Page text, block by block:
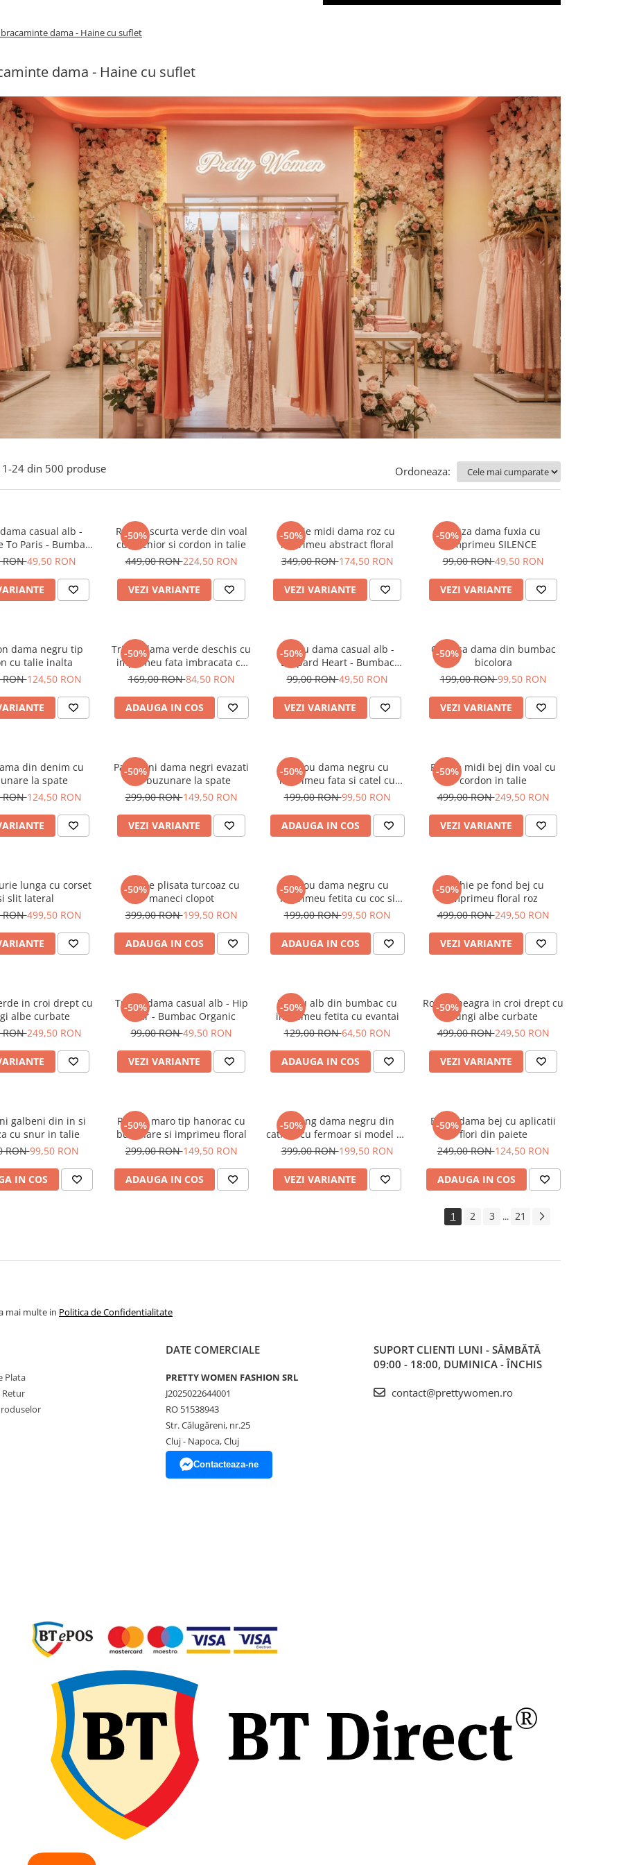
dama - Haine cu suflet
dama - Haine cu suflet
1-24 din 500 produse Ordoneaza:
casual alb -
To Paris - Bumbac
Organic
RON49,50 RON
-50%
Rochie scurta verde din voal
cu anchior si cordon in talie
449,00 RON224,50 RON
VEZI VARIANTE
-50%
Rochie midi dama roz cu
imprimeu abstract floral
349,00 RON174,50 RON
VEZI VARIANTE
-50%Bluza dama fuxia cu
imprimeu SILENCE
99,00 RON49,50 RON
VEZI VARIANTE
dama negru tip
cu talie inalta
RON124,50 RON
-50%
Tricou dama verde deschis cu
imprimeu fata imbracata cu
alb si inghetata in mana
169,00 RON84,50 RON
ADAUGA IN COS
-50%
Tricou dama casual alb -
Leopard Heart - Bumbac
Organic
99,00 RON49,50 RON
VEZI VARIANTE
-50%
Camasa dama din bumbac
bicolora
199,00 RON99,50 RON
VEZI VARIANTE
din denim cu
la spate
RON124,50 RON
-50%
Pantaloni dama negri evazati
cu buzunare la spate
299,00 RON149,50 RON
VEZI VARIANTE
-50%
Tricou dama negru cu
imprimeu fata si catel cu
ochelari
199,00 RON99,50 RON
ADAUGA IN COS
-50%
Rochie midi bej din voal cu
cordon in talie
499,00 RON249,50 RON
VEZI VARIANTE
lunga cu corset
slit lateral
RON499,50 RON
-50%
Rochie plisata turcoaz cu
maneci clopot
399,00 RON199,50 RON
ADAUGA IN COS
-50%
Tricou dama negru cu
imprimeu fetita cu coc si
ochelari albastrii
199,00 RON99,50 RON
ADAUGA IN COS
-50%
Rochie pe fond bej cu
imprimeu floral roz
499,00 RON249,50 RON
VEZI VARIANTE
in croi drept cu
albe curbate
RON249,50 RON
-50%
Tricou dama casual alb - Hip
Bear - Bumbac Organic
99,00 RON49,50 RON
VEZI VARIANTE
-50%
Tricou alb din bumbac cu
imprimeu fetita cu evantai
129,00 RON64,50 RON
ADAUGA IN COS
-50%
Rochie neagra in croi drept cu
dungi albe curbate
499,00 RON249,50 RON
VEZI VARIANTE
galbeni din in si
cu snur in talie
RON99,50 RON
IN COS
-50%
Rochie maro tip hanorac cu
buzunare si imprimeu floral
299,00 RON149,50 RON
ADAUGA IN COS
-50%
Trening dama negru din
catifea cu fermoar si model pe
jacheta
399,00 RON199,50 RON
VEZI VARIANTE
-50%
Bluza dama bej cu aplicatii
flori din paiete
249,00 RON124,50 RON
ADAUGA IN COS
1 2 3 ... 21
mai multe in Politica de Confidentialitate
Plata
Retur
DATE COMERCIALE
PRETTY WOMEN FASHION SRL
J2025022644001
RO 51538943
Str. Călugăreni, nr.25
Cluj - Napoca, Cluj
Contacteaza-ne
SUPORT CLIENTI LUNI - SÂMBĂTĂ
09:00 - 18:00, DUMINICA - ÎNCHIS
contact@prettywomen.ro